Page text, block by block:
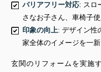
バリアフリー対応: スロ
さなお子さん、車椅子
印象の向上: デザイン性
家全体のイメージを一新
玄関のリフォームを実施